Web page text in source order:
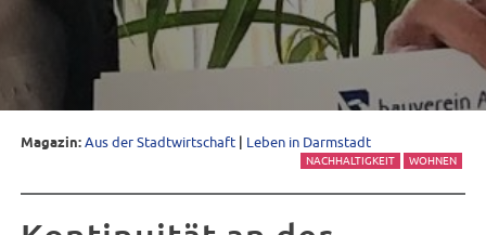
Magazin:Aus der Stadtwirtschaft Leben in Darmstadt
NACHHALTIGKEIT WOHNEN